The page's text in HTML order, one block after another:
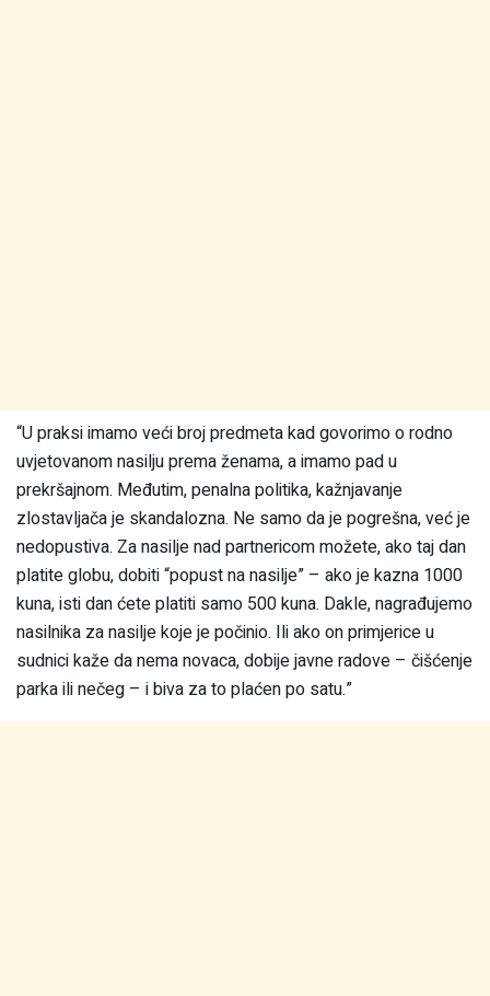
“U praksi imamo veći broj predmeta kad govorimo o rodno
uvjetovanom nasilju prema ženama, a imamo pad u
prekršajnom. Međutim, penalna politika, kažnjavanje
zlostavljača je skandalozna. Ne samo da je pogrešna, već je
nedopustiva. Za nasilje nad partnericom možete, ako taj dan
platite globu, dobiti “popust na nasilje” – ako je kazna 1000
kuna, isti dan ćete platiti samo 500 kuna. Dakle, nagrađujemo
nasilnika za nasilje koje je počinio. Ili ako on primjerice u
sudnici kaže da nema novaca, dobije javne radove – čišćenje
parka ili nečeg – i biva za to plaćen po satu.”